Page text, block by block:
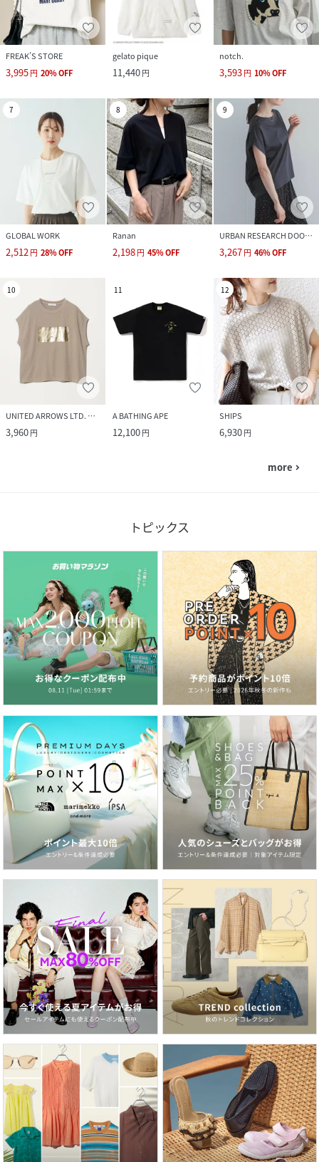
FREAK’S STORE
3,995円 20%OFF
gelato pique
11,440円
notch.
3,593円 10%OFF
7
GLOBAL WORK
2,512円 28%OFF
8
Ranan
2,198円 45%OFF
9
URBAN RESEARCH DOORS
3,267円 46%OFF
10
UNITED ARROWS LTD. OUTLET
3,960円
11
A BATHING APE
12,100円
12
SHIPS
6,930円
more navigate_next
トピックス